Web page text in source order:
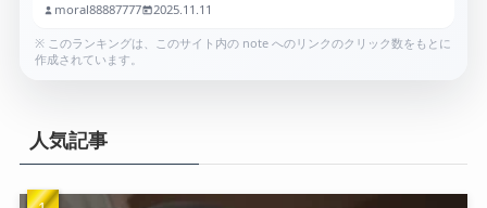
moral88887777 2025.11.11
※ このランキングは、このサイト内の note へのリンクのクリック数をもとに
作成されています。
人気記事